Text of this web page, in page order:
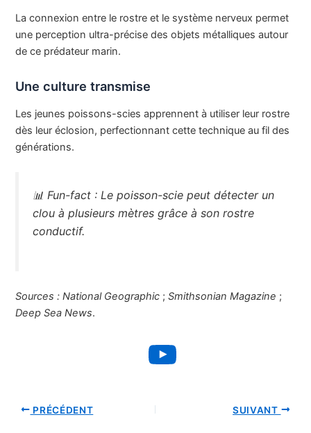
La connexion entre le rostre et le système nerveux permet
une perception ultra-précise des objets métalliques autour
de ce prédateur marin.
Une culture transmise
Les jeunes poissons-scies apprennent à utiliser leur rostre
dès leur éclosion, perfectionnant cette technique au fil des
générations.
📊 Fun-fact : Le poisson-scie peut détecter un
clou à plusieurs mètres grâce à son rostre
conductif.
Sources : National Geographic ;Smithsonian Magazine ;
Deep Sea News.
YouTube
PRÉCÉDENT SUIVANT